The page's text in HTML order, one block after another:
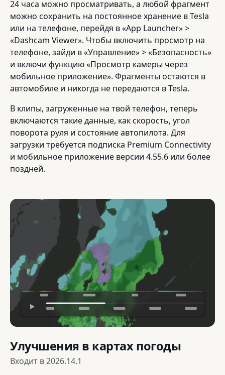
24 часа можно просматривать, а любой фрагмент
можно сохранить на постоянное хранение в Tesla
или на телефоне, перейдя в «App Launcher» >
«Dashcam Viewer». Чтобы включить просмотр на
телефоне, зайди в «Управление» > «Безопасность»
и включи функцию «Просмотр камеры через
мобильное приложение». Фрагменты остаются в
автомобиле и никогда не передаются в Tesla.
В клипы, загруженные на твой телефон, теперь
включаются такие данные, как скорость, угол
поворота руля и состояние автопилота. Для
загрузки требуется подписка Premium Connectivity
и мобильное приложение версии 4.55.6 или более
поздней.
Улучшения в картах погоды
Входит в2026.14.1